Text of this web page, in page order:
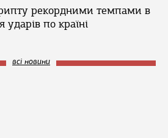
рекордними темпами в
ударів по країні
всі новини